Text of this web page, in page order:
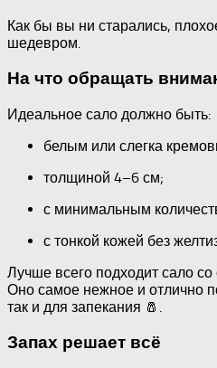
Как бы вы ни старались,
шедевром.
На что обращать
Идеальное сало должно быть:
белым или слегка
толщиной 4–6 см;
с минимальным
с тонкой кожей без
Лучше всего подходит сало со
Оно самое нежное и отлично
так и для запекания 🧂.
Запах решает всё